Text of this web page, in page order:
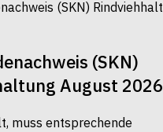
(SKN)
August 2026
muss entsprechende